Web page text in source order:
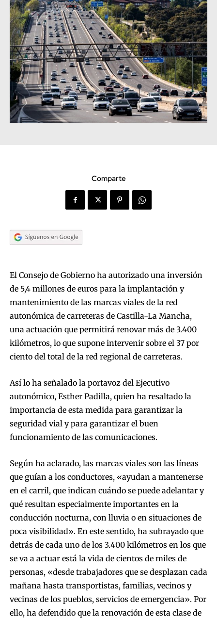
Comparte
El Consejo de Gobierno ha autorizado una inversión
de 5,4 millones de euros para la implantación y
mantenimiento de las marcas viales de la red
autonómica de carreteras de Castilla-La Mancha,
una actuación que permitirá renovar más de 3.400
kilómetros, lo que supone intervenir sobre el 37 por
ciento del total de la red regional de carreteras.
Así lo ha señalado la portavoz del Ejecutivo
autonómico, Esther Padilla, quien ha resaltado la
importancia de esta medida para garantizar la
seguridad vial y para garantizar el buen
funcionamiento de las comunicaciones.
Según ha aclarado, las marcas viales son las líneas
que guían a los conductores, «ayudan a mantenerse
en el carril, que indican cuándo se puede adelantar y
qué resultan especialmente importantes en la
conducción nocturna, con lluvia o en situaciones de
poca visibilidad». En este sentido, ha subrayado que
detrás de cada uno de los 3.400 kilómetros en los que
se va a actuar está la vida de cientos de miles de
personas, «desde trabajadores que se desplazan cada
mañana hasta transportistas, familias, vecinos y
vecinas de los pueblos, servicios de emergencia». Por
ello, ha defendido que la renovación de esta clase de